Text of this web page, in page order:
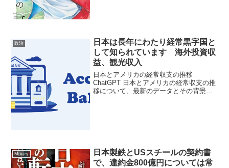
政治
日本は長年にわたり経常黒字国と
して知られています 海外投資収
益、観光収入
日本とアメリカの経常収支の推移
ChatGPT ​日本とアメリカの経常収支の推
移について、最新のデータとその背景を
Money
日本製鉄とUSスチールの契約書
で、違約金800億円については常